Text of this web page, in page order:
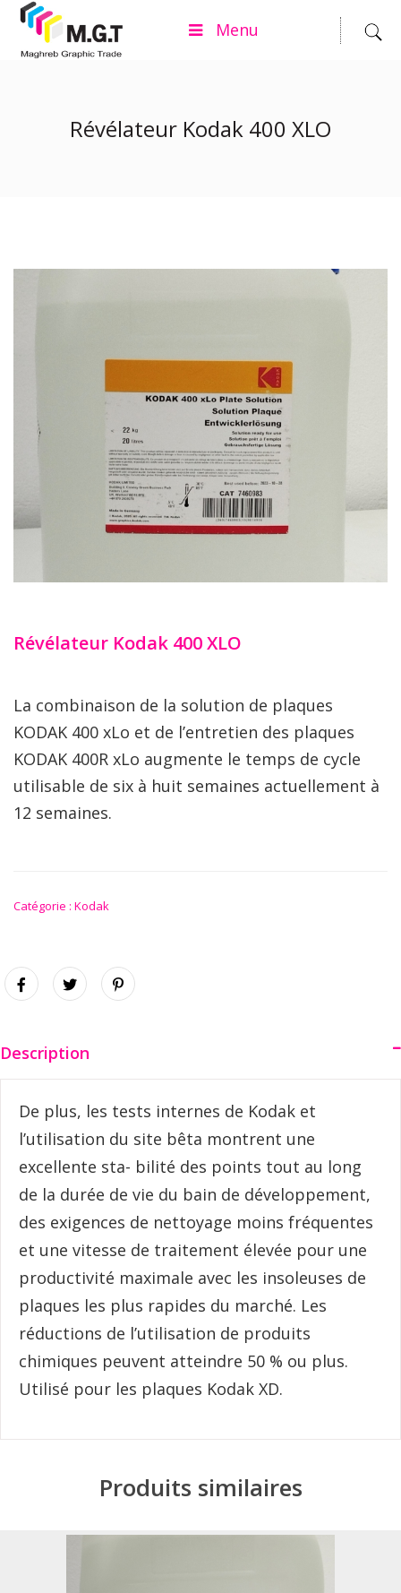
Menu
Révélateur Kodak 400 XLO
Révélateur Kodak 400 XLO
La combinaison de la solution de plaques
KODAK 400 xLo et de l’entretien des plaques
KODAK 400R xLo augmente le temps de cycle
utilisable de six à huit semaines actuellement à
12 semaines.
Catégorie : Kodak
Description
De plus, les tests internes de Kodak et
l’utilisation du site bêta montrent une
excellente sta- bilité des points tout au long
de la durée de vie du bain de développement,
des exigences de nettoyage moins fréquentes
et une vitesse de traitement élevée pour une
productivité maximale avec les insoleuses de
plaques les plus rapides du marché. Les
réductions de l’utilisation de produits
chimiques peuvent atteindre 50 % ou plus.
Utilisé pour les plaques Kodak XD.
Produits similaires